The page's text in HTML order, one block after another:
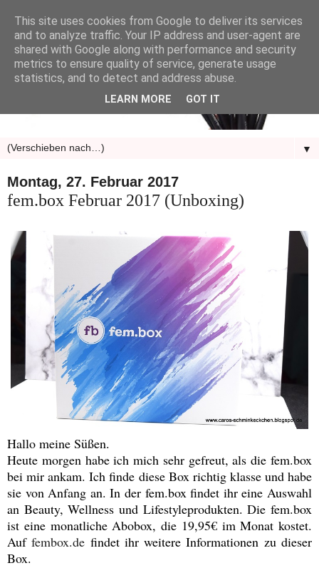
▼
Montag, 27. Februar 2017
fem.box Februar 2017 (Unboxing)
Hallo meine Süßen.
Heute morgen habe ich mich sehr gefreut, als die fem.box
bei mir ankam. Ich finde diese Box richtig klasse und habe
sie von Anfang an. In der fem.box findet ihr eine Auswahl
an Beauty, Wellness und Lifestyleprodukten. Die fem.box
ist eine monatliche Abobox, die 19,95€ im Monat kostet.
Auffembox.de findet ihr weitere Informationen zu dieser
Box.
This site uses cookies from Google to deliver its services
and to analyze traffic. Your IP address and user-agent are
shared with Google along with performance and security
metrics to ensure quality of service, generate usage
statistics, and to detect and address abuse.
LEARN MORE GOT IT